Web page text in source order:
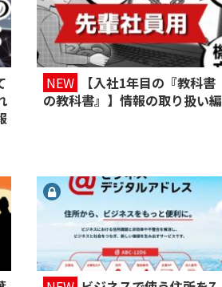
NEW
【入社1年目の『教科書
の教科書』】情報の取り扱い編